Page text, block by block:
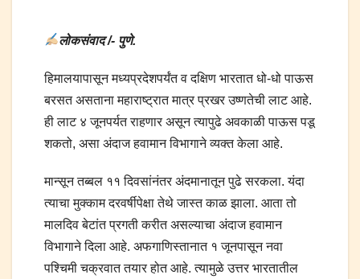
लोकसंवाद /- पुणे.
हिमालयापासून मध्यप्रदेशपर्यंत व दक्षिण भारतात धो-धो पाऊस
बरसत असताना महाराष्ट्रात मात्र प्रखर उष्णतेची लाट आहे.
ही लाट ४ जूनपर्यत राहणार असून त्यापुढे अवकाळी पाऊस पडू
शकतो, असा अंदाज हवामान विभागाने व्यक्त केला आहे.
मान्सून तब्बल ११ दिवसांनंतर अंदमानातून पुढे सरकला. यंदा
त्याचा मुक्काम दरवर्षीपेक्षा तेथे जास्त काळ झाला. आता तो
मालदिव बेटांत प्रगती करीत असल्याचा अंदाज हवामान
विभागाने दिला आहे. अफगाणिस्तानात १ जूनपासून नवा
पश्चिमी चक्रवात तयार होत आहे. त्यामुळे उत्तर भारतातील